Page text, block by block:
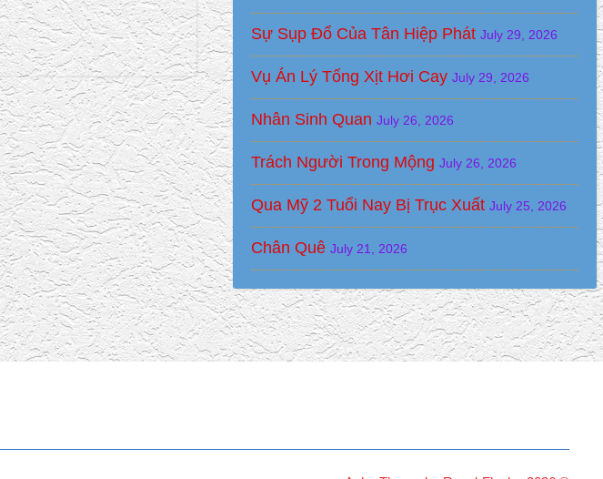
Sự Sụp Đổ Của Tân Hiệp Phát July 29, 2026
Vụ Án Lý Tống Xịt Hơi Cay July 29, 2026
Nhân Sinh Quan July 26, 2026
Trách Người Trong Mộng July 26, 2026
Qua Mỹ 2 Tuổi Nay Bị Trục Xuất July 25, 2026
Chân Quê July 21, 2026